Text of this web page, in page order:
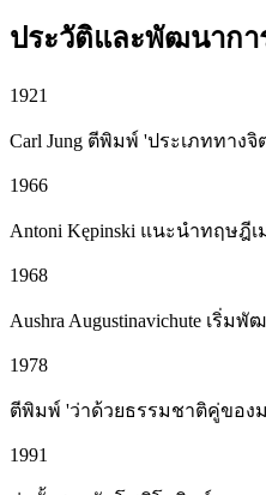
ประวัติและพัฒนากา
1921
Carl Jung ตีพิมพ์ 'ประเภททางจิ
1966
Antoni Kępinski แนะนำทฤษ
1968
Aushra Augustinavichute เริ่
1978
ตีพิมพ์ 'ว่าด้วยธรรมชาติคู่ของ
1991